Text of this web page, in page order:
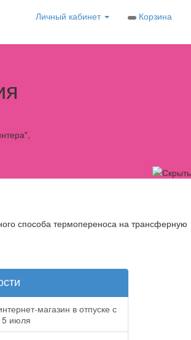
Личный кабинет Корзина
способа термопереноса на трансферную
магазин в отпуске с
июля